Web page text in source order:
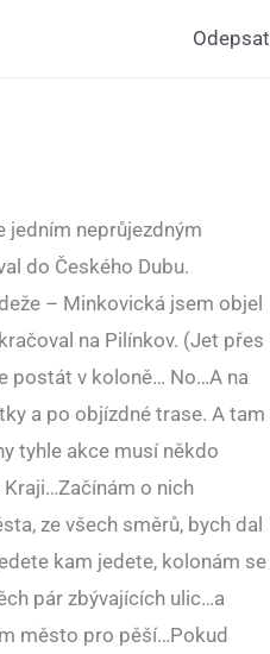
Odepsat
jedním neprůjezdným
do Českého Dubu.
– Minkovická jsem objel
na Pilínkov. (Jet přes
postát v koloně… No…A na
a po objízdné trase. A tam
tyhle akce musí někdo
o nich
ze všech směrů, bych dal
kam jedete, kolonám se
pár zbývajících ulic…a
město pro pěší…Pokud